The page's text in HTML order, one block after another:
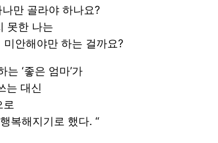
만 골라야 하나요?
못한 나는
미안해야만 하는 걸까요?
는 ‘좋은 엄마’가
는 대신
로
행복해지기로 했다. “